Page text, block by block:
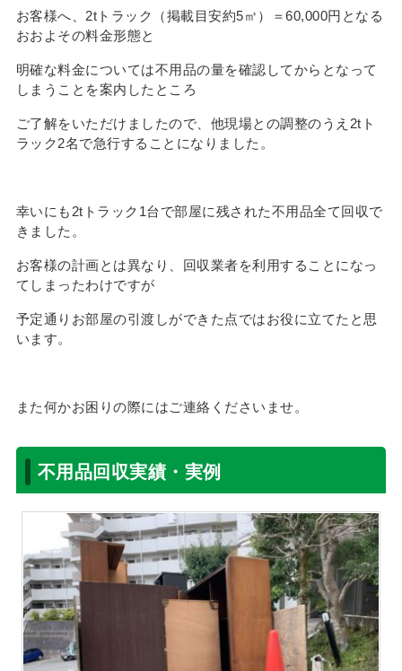
お客様へ、2tトラック（掲載目安約5㎥）＝60,000円となる
おおよその料金形態と
明確な料金については不用品の量を確認してからとなって
しまうことを案内したところ
ご了解をいただけましたので、他現場との調整のうえ2tト
ラック2名で急行することになりました。
幸いにも2tトラック1台で部屋に残された不用品全て回収で
きました。
お客様の計画とは異なり、回収業者を利用することになっ
てしまったわけですが
予定通りお部屋の引渡しができた点ではお役に立てたと思
います。
また何かお困りの際にはご連絡くださいませ。
不用品回収実績・実例